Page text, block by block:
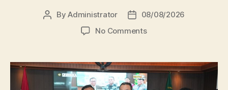
PostByAdministrator
Post08/08/2026
No Commentson
Gas
Targetkan
53